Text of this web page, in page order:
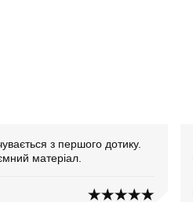
з першого дотику.
матеріал.